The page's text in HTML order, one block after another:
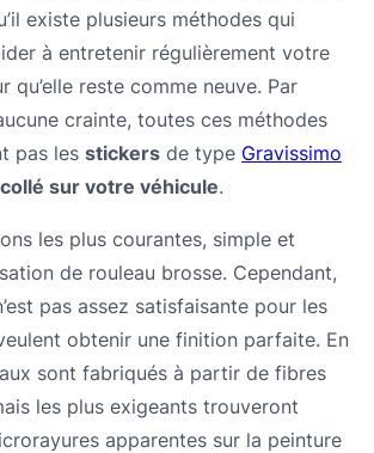
existe plusieurs méthodes qui
à entretenir régulièrement votre
qu’elle reste comme neuve. Par
crainte, toutes ces méthodes
pas les stickers de type Gravissimo
collé sur votre véhicule.
les plus courantes, simple et
de rouleau brosse. Cependant,
pas assez satisfaisante pour les
obtenir une finition parfaite. En
sont fabriqués à partir de fibres
les plus exigeants trouveront
apparentes sur la peinture